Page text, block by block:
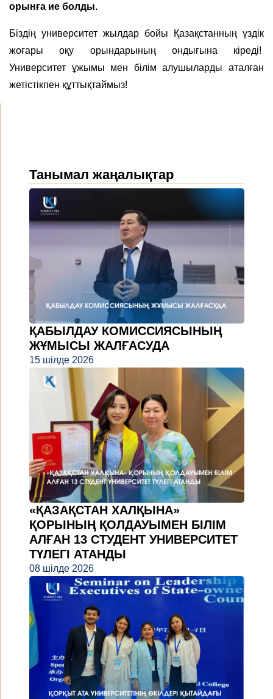
орынға ие болды.
Біздің университет жылдар бойы Қазақстанның үздік
жоғары оқу орындарының ондығына кіреді!
Университет ұжымы мен білім алушыларды аталған
жетістікпен құттықтаймыз!
Танымал жаңалықтар
ҚАБЫЛДАУ КОМИССИЯСЫНЫҢ
ЖҰМЫСЫ ЖАЛҒАСУДА
15 шілде 2026
«ҚАЗАҚСТАН ХАЛҚЫНА»
ҚОРЫНЫҢ ҚОЛДАУЫМЕН БІЛІМ
АЛҒАН 13 СТУДЕНТ УНИВЕРСИТЕТ
ТҮЛЕГІ АТАНДЫ
08 шілде 2026